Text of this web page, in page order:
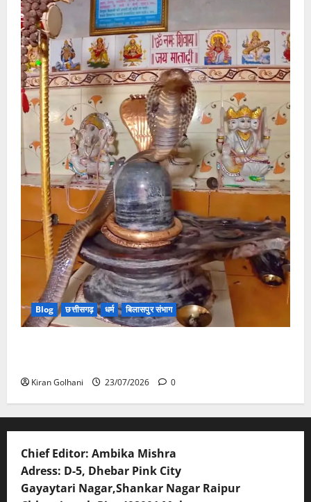
Blog छत्तीसगढ़ धर्म बिलासपुर संभाग
Kiran Golhani 23/07/2026 0
Chief Editor: Ambika Mishra
Adress: D-5, Dhebar Pink City
Gayaytari Nagar,Shankar Nagar Raipur